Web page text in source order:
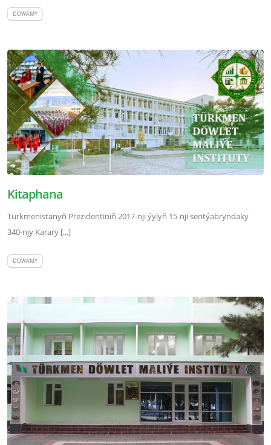
DOWAMY
Kitaphana
Türkmenistanyň Prezidentiniň 2017-nji ýylyň 15-nji sentýabryndaky
340-njy Karary [...]
DOWAMY